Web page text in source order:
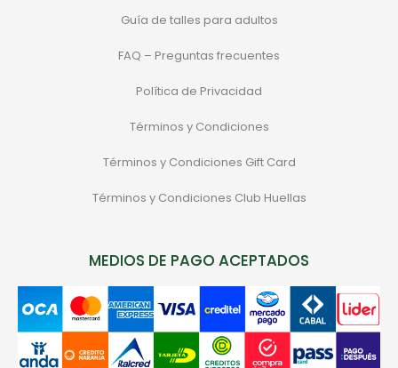
Guía de talles para adultos
FAQ – Preguntas frecuentes
Política de Privacidad
Términos y Condiciones
Términos y Condiciones Gift Card
Términos y Condiciones Club Huellas
MEDIOS DE PAGO ACEPTADOS